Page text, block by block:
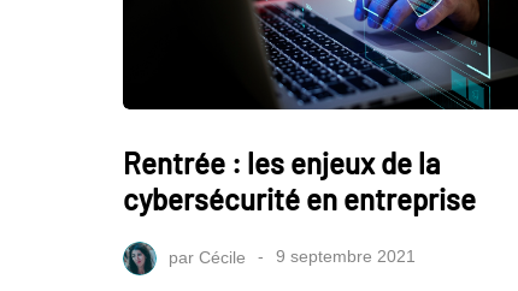
Rentrée : les enjeux de la
cybersécurité en entreprise
par Cécile 9 septembre 2021